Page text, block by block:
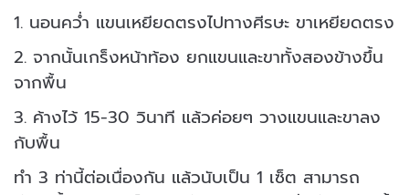
1. นอนคว่ำ แขนเหยียดตรงไปทางศีรษะ ขาเหยียดตรง
2. จากนั้นเกร็งหน้าท้อง ยกแขนและขาทั้งสองข้างขึ้น
จากพื้น
3. ค้างไว้ 15-30 วินาที แล้วค่อยๆ วางแขนและขาลง
กับพื้น
ทำ 3 ท่านี้ต่อเนื่องกัน แล้วนับเป็น 1 เซ็ต สามารถ